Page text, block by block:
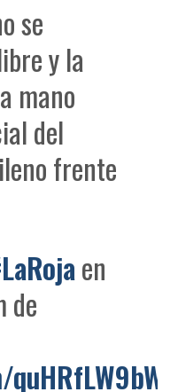
se
y la
mano
del
frente
en
de